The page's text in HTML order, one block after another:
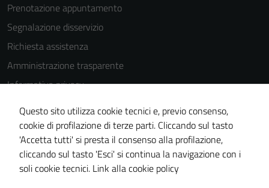
Prenotazione appuntamento
Segnalazione disservizio
Richiesta assistenza
Amministrazione trasparente
Informativa privacy
Cookie Policy
Note legali
Dichiarazione di accessibilità
Piano di miglioramento del sito
Questo sito utilizza cookie tecnici e, previo consenso,
cookie di profilazione di terze parti. Cliccando sul tasto
'Accetta tutti' si presta il consenso alla profilazione,
cliccando sul tasto 'Esci' si continua la navigazione con i
soli cookie tecnici. Link alla cookie policy